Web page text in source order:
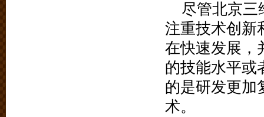
尽管北京三
注重技术创新
在快速发展，
的技能水平或
的是研发更加
术。